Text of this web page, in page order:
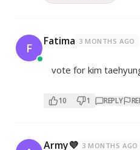
F Fatima 3 MONTHS AGO
vote for kim
10 1 REPLY
Army💜 3 MONTHS AGO